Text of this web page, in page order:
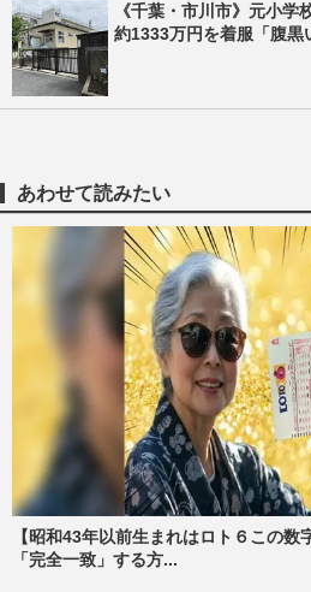
《千葉・市川市》元小
約1333万円を着服「腹黒
あわせて読みたい
【昭和43年以前生まれはロト６この
「完全一致」する方...